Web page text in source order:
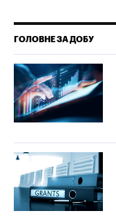
ГОЛОВНЕ ЗА ДОБУ